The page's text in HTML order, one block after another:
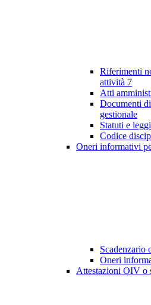
Riferimenti
attività 7
Atti
Documenti
gestionale
Statuti e
Codice
Oneri informativi
Scadenzario
Oneri
Attestazioni OIV o